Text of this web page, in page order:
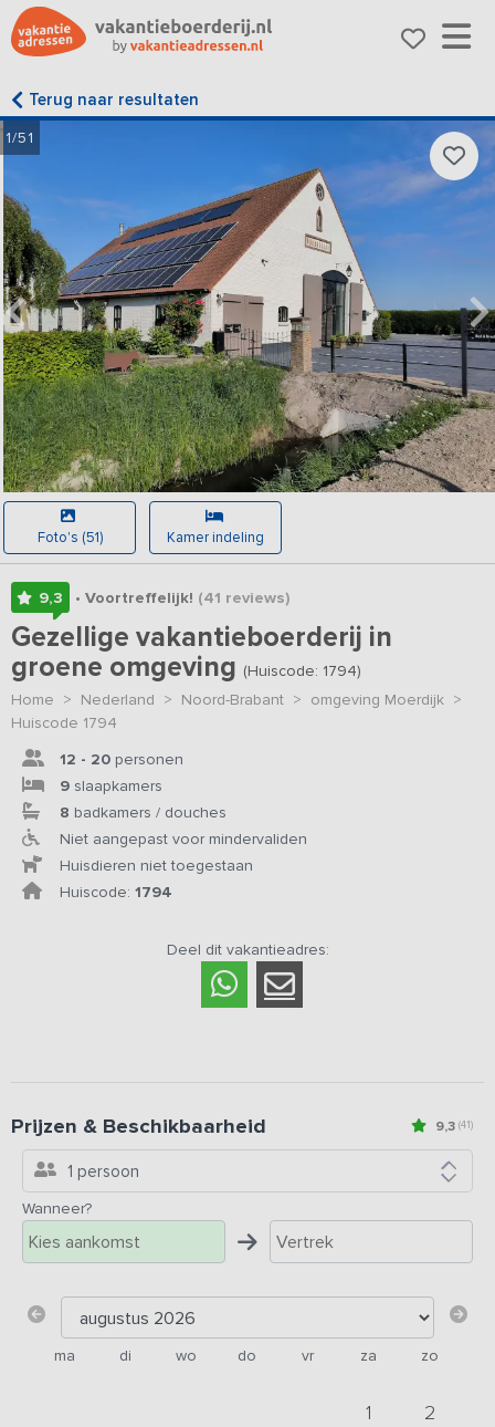
Terug naar resultaten
1/51
Foto's (51) Kamer indeling
9,3 • Voortreffelijk! (41 reviews)
Gezellige vakantieboerderij in
groene omgeving (Huiscode: 1794)
Home > Nederland > Noord-Brabant > omgeving Moerdijk >
Huiscode 1794
12 - 20 personen
9 slaapkamers
8 badkamers / douches
Niet aangepast voor mindervaliden
Huisdieren niet toegestaan
Huiscode: 1794
Deel dit vakantieadres:
9,3 (41)
Prijzen & Beschikbaarheid
1 persoon
Wanneer?
ma di wo do vr za zo
1 2